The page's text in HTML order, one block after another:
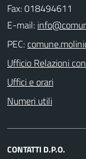
Fax: 018494611
E-mail:
PEC:
Ufficio Relazioni
Uffici e orari
Numeri utili
CONTATTI D.P.O.